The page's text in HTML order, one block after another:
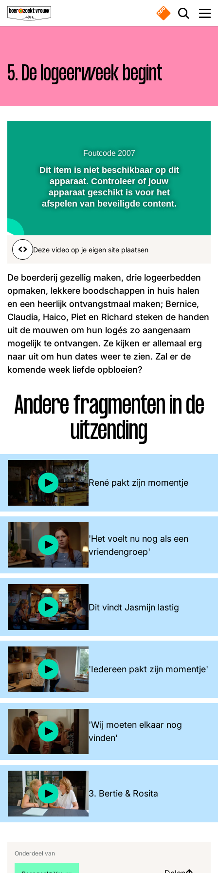
Overslaan en naar de inhoud gaan
ZoekMenu
Boeren
Nieuws
Online series
Nieuwsbrief
Word lid
Facebook
Instagram
Waar ben je naar op zoek?
Zoeken
Meest gezocht
Boeren Deedry
Nieuws Nieuwsbrief
Uitzendingen
5. De logeerweek begint
Afspelen
00:01
Foutcode 2007
Dit item is niet beschikbaar op dit
apparaat. Controleer of jouw
apparaat geschikt is voor het
afspelen van beveiligde content.
Deze video op je eigen site plaatsen
De boerderij gezellig maken, drie logeerbedden
opmaken, lekkere boodschappen in huis halen
en een heerlijk ontvangstmaal maken; Bernice,
Claudia, Haico, Piet en Richard steken de handen
uit de mouwen om hun logés zo aangenaam
mogelijk te ontvangen. Ze kijken er allemaal erg
naar uit om hun dates weer te zien. Zal er de
komende week liefde opbloeien?
Andere fragmenten in de
uitzending
René pakt zijn momentje
'Het voelt nu nog als een
vriendengroep'
Dit vindt Jasmijn lastig
'Iedereen pakt zijn momentje'
'Wij moeten elkaar nog
vinden'
3. Bertie & Rosita
Onderdeel van